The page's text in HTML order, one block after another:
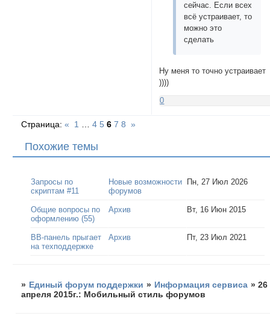
сейчас. Если всех
всё устраивает, то
можно это
сделать
Ну меня то точно устраивает
))))
0
Страница:« 1 4 5 6 7 8 »
Похожие темы
Запросы по
скриптам #11
Новые возможности
форумов
Пн, 27 Июл 2026
Общие вопросы по
оформлению (55)
Архив Вт, 16 Июн 2015
ВВ-панель прыгает
на техподдержке
Архив Пт, 23 Июл 2021
» Единый форум поддержки » Информация сервиса »26
апреля 2015г.: Мобильный стиль форумов